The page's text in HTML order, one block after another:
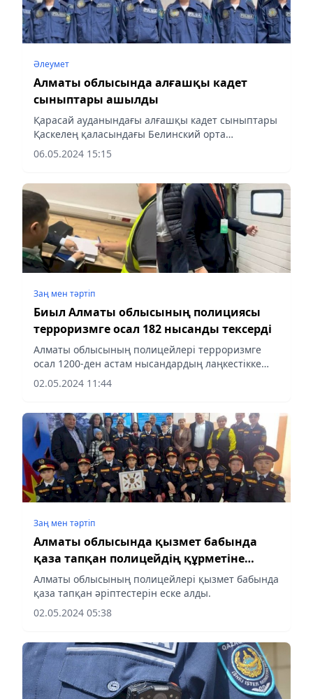
Әлеумет
Алматы облысында алғашқы кадет
сыныптары ашылды
Қарасай ауданындағы алғашқы кадет сыныптары
Қаскелең қаласындағы Белинский орта
мектебінде ашылды.
06.05.2024 15:15
Заң мен тəртіп
Биыл Алматы облысының полициясы
терроризмге осал 182 нысанды тексерді
Алматы облысының полицейлері терроризмге
осал 1200-ден астам нысандардың лаңкестікке
қарсы қауіпсіздік жағдайын бақылауды
қамтамасыз ету бойынша тұрақты жұмыс жүргізіп
02.05.2024 11:44
Заң мен тəртіп
Алматы облысында қызмет бабында
қаза тапқан полицейдің құрметіне
мемориалдық тақта ашылды
Алматы облысының полицейлері қызмет бабында
қаза тапқан әріптестерін еске алды.
02.05.2024 05:38